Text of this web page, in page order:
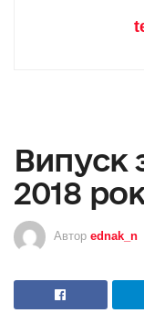
Випуск
2018
Автор ednak_n